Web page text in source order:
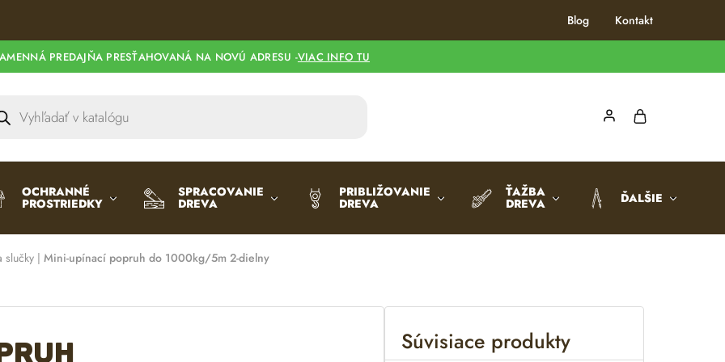
Blog Kontakt
PREDAJŇA PRESŤAHOVANÁ NA NOVÚ ADRESU -VIAC INFO TU
OCHRANNÉ
PROSTRIEDKY
SPRACOVANIE
DREVA
PRIBLIŽOVANIE
DREVA
ŤAŽBA
DREVA ĎALŠIE
slučky | Mini-upínací popruh do 1000kg/5m 2-dielny
Súvisiace produkty
e
r
e
: